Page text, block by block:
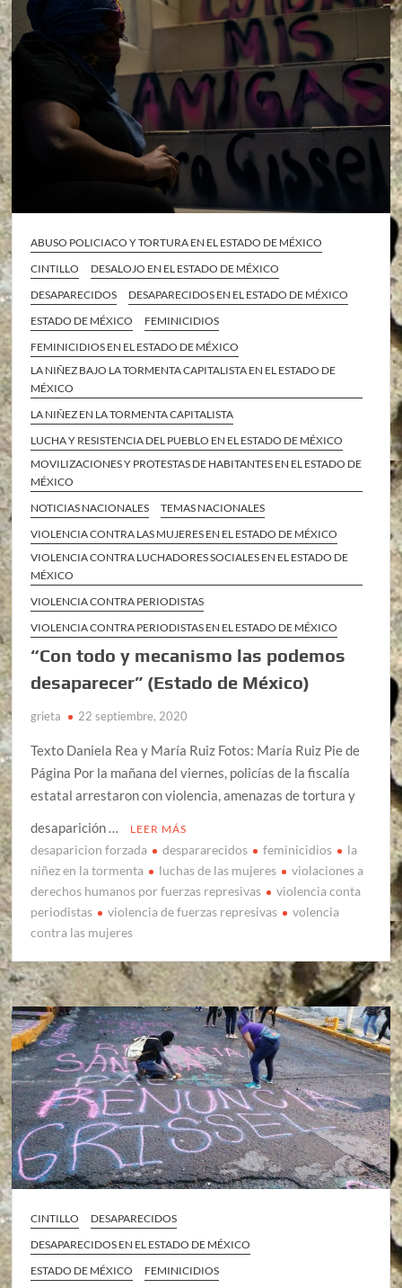
ABUSO POLICIACO Y TORTURA EN EL ESTADO DE MÉXICO
CINTILLO
DESALOJO EN EL ESTADO DE MÉXICO
DESAPARECIDOS
DESAPARECIDOS EN EL ESTADO DE MÉXICO
ESTADO DE MÉXICO
FEMINICIDIOS
FEMINICIDIOS EN EL ESTADO DE MÉXICO
LA NIÑEZ BAJO LA TORMENTA CAPITALISTA EN EL ESTADO DE
MÉXICO
LA NIÑEZ EN LA TORMENTA CAPITALISTA
LUCHA Y RESISTENCIA DEL PUEBLO EN EL ESTADO DE MÉXICO
MOVILIZACIONES Y PROTESTAS DE HABITANTES EN EL ESTADO DE
MÉXICO
NOTICIAS NACIONALES
TEMAS NACIONALES
VIOLENCIA CONTRA LAS MUJERES EN EL ESTADO DE MÉXICO
VIOLENCIA CONTRA LUCHADORES SOCIALES EN EL ESTADO DE
MÉXICO
VIOLENCIA CONTRA PERIODISTAS
VIOLENCIA CONTRA PERIODISTAS EN EL ESTADO DE MÉXICO
“Con todo y mecanismo las podemos
desaparecer” (Estado de México)
grieta 22 septiembre, 2020
Texto Daniela Rea y María Ruiz Fotos: María Ruiz Pie de
Página Por la mañana del viernes, policías de la fiscalía
estatal arrestaron con violencia, amenazas de tortura y
desaparición …
LEER MÁS
desaparicion forzada despararecidos feminicidios
la
niñez en la tormenta
luchas de las mujeres
violaciones a
derechos humanos por fuerzas represivas
violencia conta
periodistas
violencia de fuerzas represivas
volencia
contra las mujeres
CINTILLO
DESAPARECIDOS
DESAPARECIDOS EN EL ESTADO DE MÉXICO
ESTADO DE MÉXICO
FEMINICIDIOS